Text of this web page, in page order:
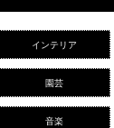
インテリア
園芸
音楽